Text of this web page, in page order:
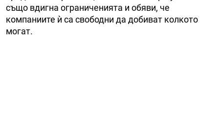
също вдигна ограниченията и обяви, че
компаниите ѝ са свободни да добиват колкото
могат.